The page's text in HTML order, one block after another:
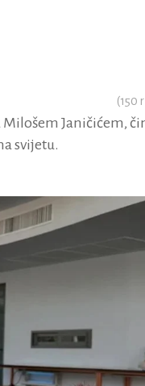
(150
Janičićem,
svijetu.